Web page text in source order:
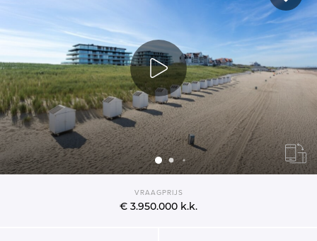
VRAAGPRIJS
€ 3.950.000 k.k.